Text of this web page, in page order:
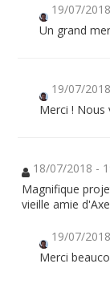
19/07/
Un grand
19/07/
Merci ! Nous
18/07/2018 -
Magnifique
vieille amie
19/07/
Merci